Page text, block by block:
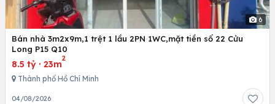
6
Bán nhà 3m2x9m,1 trệt 1 lầu 2PN 1WC,mặt tiền số 22 Cửu
Long P15 Q10
8.5 tỷ · 23m
2
Thành phố Hồ Chí Minh
04/08/2026